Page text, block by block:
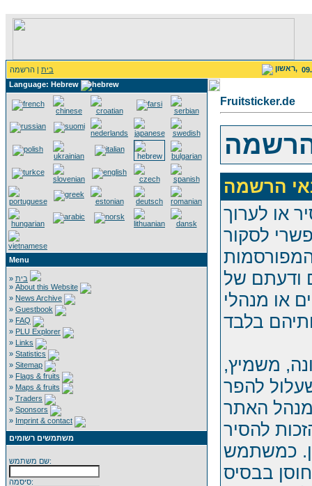
בית | הרשמה ראשון,
Language: Hebrew
Menu
» בית
» About this Website
» News Archive
» Guestbook
» FAQ
» PLU Explorer
» Links
» Statistics
» Sitemap
» Flags & fruits
» Maps & fruits
» Traders
» Sponsors
» Imprint & contact
משתמשים רשומים
שם משתמש:
סיסמה:
Fruitsticker.de
או לערוך
לסקור
ודעתם של
או מנהלי
משמיץ,
להפר
האתר
להסיר
כמשתמש
בבסיס